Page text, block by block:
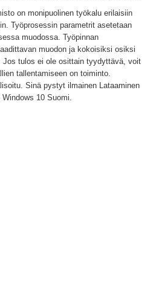
on monipuolinen työkalu erilaisiin
Työprosessin parametrit asetetaan
muodossa. Työpinnan
muodon ja kokoisiksi osiksi
Jos tulos ei ole osittain tyydyttävä, voit
tallentamiseen on toiminto.
Sinä pystyt ilmainen Lataaminen
10 Suomi.